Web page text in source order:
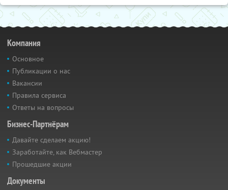
Компания
Основное
Публикации о нас
Вакансии
Правила сервиса
Ответы на вопросы
Бизнес-Партнёрам
Давайте сделаем акцию!
Заработайте, как Вебмастер
Прошедшие акции
Документы